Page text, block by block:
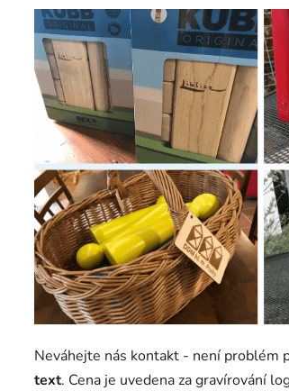
Neváhejte nás kontakt - není problém
text. Cena je uvedena za gravírování